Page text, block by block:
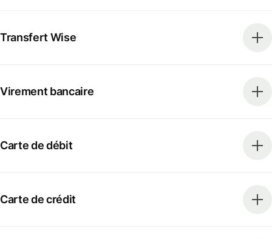
Transfert Wise
Virement bancaire
Carte de débit
Carte de crédit